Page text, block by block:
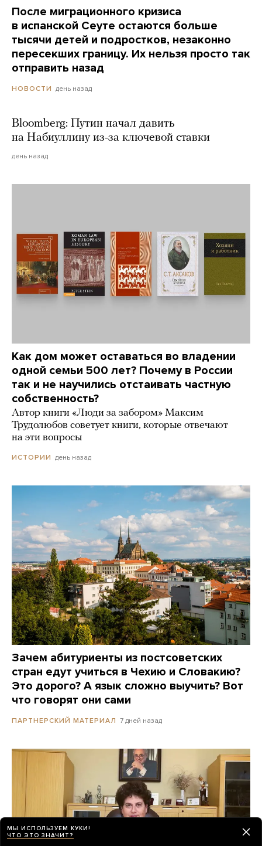
После миграционного кризиса
в испанской Сеуте остаются больше
тысячи детей и подростков, незаконно
пересекших границу. Их нельзя просто так
отправить назад
НОВОСТИ день назад
Bloomberg: Путин начал давить
на Набиуллину из-за ключевой ставки
день назад
Как дом может оставаться во владении
одной семьи 500 лет? Почему в России
так и не научились отстаивать частную
собственность?
Автор книги «Люди за забором» Максим
Трудолюбов советует книги, которые отвечают
на эти вопросы
ИСТОРИИ день назад
Зачем абитуриенты из постсоветских
стран едут учиться в Чехию и Словакию?
Это дорого? А язык сложно выучить? Вот
что говорят они сами
ПАРТНЕРСКИЙ МАТЕРИАЛ 7 дней назад
МЫ ИСПОЛЬЗУЕМ КУКИ!
ЧТО ЭТО ЗНАЧИТ?